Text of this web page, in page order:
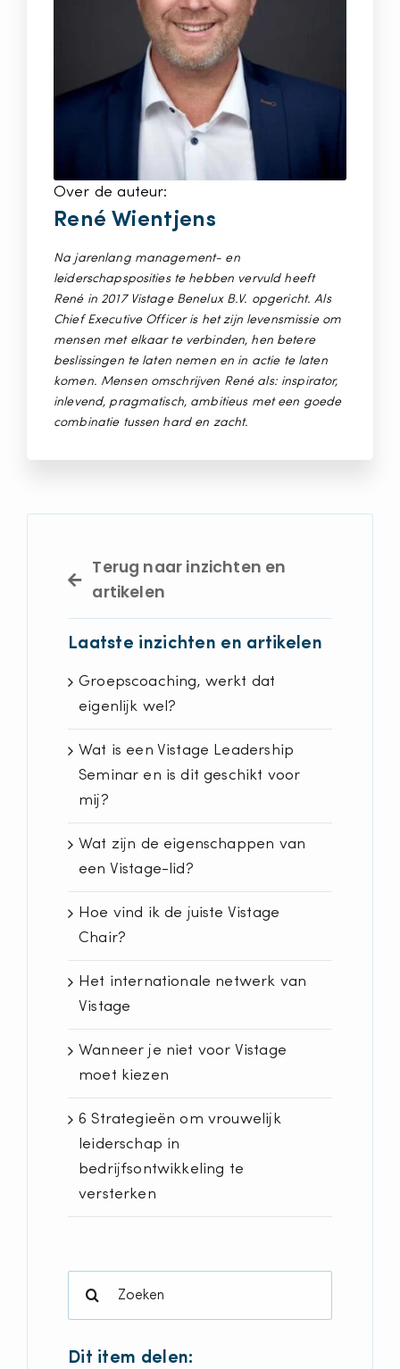
Over de auteur:
René Wientjens
Na jarenlang management- en
leiderschapsposities te hebben vervuld heeft
René in 2017 Vistage Benelux B.V. opgericht. Als
Chief Executive Officer is het zijn levensmissie om
mensen met elkaar te verbinden, hen betere
beslissingen te laten nemen en in actie te laten
komen. Mensen omschrijven René als: inspirator,
inlevend, pragmatisch, ambitieus met een goede
combinatie tussen hard en zacht.
Terug naar inzichten en
artikelen
Laatste inzichten en artikelen
Groepscoaching, werkt dat
eigenlijk wel?
Wat is een Vistage Leadership
Seminar en is dit geschikt voor
mij?
Wat zijn de eigenschappen van
een Vistage-lid?
Hoe vind ik de juiste Vistage
Chair?
Het internationale netwerk van
Vistage
Wanneer je niet voor Vistage
moet kiezen
6 Strategieën om vrouwelijk
leiderschap in
bedrijfsontwikkeling te
versterken
Dit item delen: